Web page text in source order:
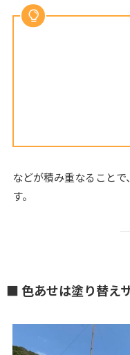
などが積み重なること
す。
■ 色あせは塗り替え